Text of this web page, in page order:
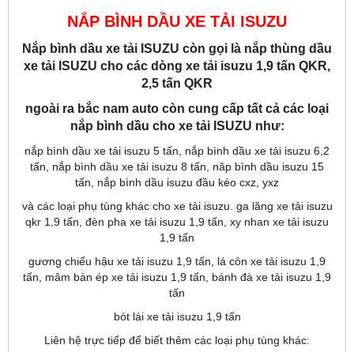
NẮP BÌNH DẦU XE TẢI ISUZU
Nắp bình dầu xe tải ISUZU còn gọi là nắp thùng dầu
xe tải ISUZU cho các dòng xe tải isuzu 1,9 tấn QKR,
2,5 tấn QKR
ngoài ra bắc nam auto còn cung cấp tất cả các loại
nắp bình dầu cho xe tải ISUZU như:
nắp bình dầu xe tải isuzu 5 tấn, nắp bình dầu xe tải isuzu 6,2
tấn, nắp bình dầu xe tải isuzu 8 tấn, năp bình dầu isuzu 15
tấn, nắp bình dầu isuzu đầu kéo cxz, yxz
và các loại phụ tùng khác cho xe tải isuzu. ga lăng xe tải isuzu
qkr 1,9 tấn, đèn pha xe tải isuzu 1,9 tấn, xy nhan xe tải isuzu
1,9 tấn
gương chiếu hậu xe tải isuzu 1,9 tấn, lá côn xe tải isuzu 1,9
tấn, mâm bàn ép xe tải isuzu 1,9 tấn, bánh đà xe tải isuzu 1,9
tấn
bót lái xe tải isuzu 1,9 tấn
Liên hệ trực tiếp để biết thêm các loại phụ tùng khác: